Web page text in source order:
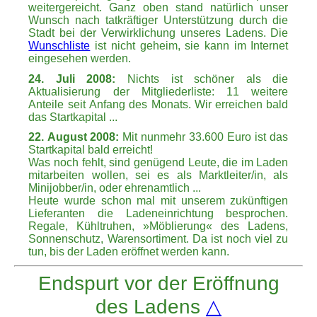
weitergereicht. Ganz oben stand natürlich unser
Wunsch nach tatkräftiger Unterstützung durch die
Stadt bei der Verwirklichung unseres Ladens. Die
Wunschliste ist nicht geheim, sie kann im Internet
eingesehen werden.
24. Juli 2008: Nichts ist schöner als die
Aktualisierung der Mitgliederliste: 11 weitere
Anteile seit Anfang des Monats. Wir erreichen bald
das Startkapital ...
22. August 2008: Mit nunmehr 33.600 Euro ist das
Startkapital bald erreicht!
Was noch fehlt, sind genügend Leute, die im Laden
mitarbeiten wollen, sei es als Marktleiter/in, als
Minijobber/in, oder ehrenamtlich ...
Heute wurde schon mal mit unserem zukünftigen
Lieferanten die Ladeneinrichtung besprochen.
Regale, Kühltruhen, »Möblierung« des Ladens,
Sonnenschutz, Warensortiment. Da ist noch viel zu
tun, bis der Laden eröffnet werden kann.
Endspurt vor der Eröffnung
des Ladens △